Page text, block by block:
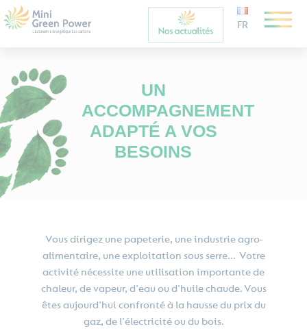
FR
UN
ACCOMPAGNEMENT
ADAPTÉ A VOS
BESOINS
Vous dirigez une papeterie, une industrie agro-
alimentaire, une exploitation sous serre... Votre
activité nécessite une utilisation importante de
chaleur, de vapeur, d'eau ou d'huile chaude. Vous
êtes aujourd'hui confronté à la hausse du prix du
gaz, de l'électricité ou du bois.